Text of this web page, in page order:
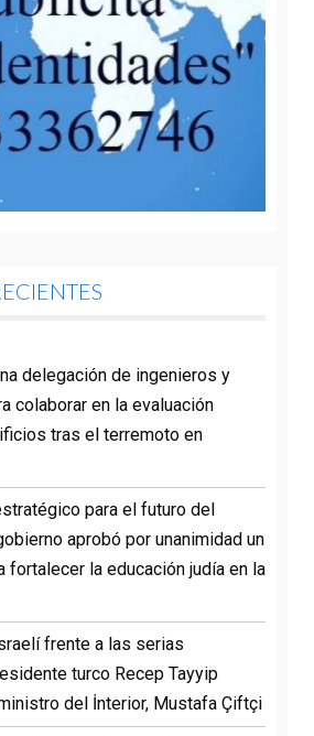
delegación de ingenieros y
colaborar en la evaluación
tras el terremoto en
para el futuro del
aprobó por unanimidad un
fortalecer la educación judía en la
frente a las serias
turco Recep Tayyip
del İnterior, Mustafa Çiftçi